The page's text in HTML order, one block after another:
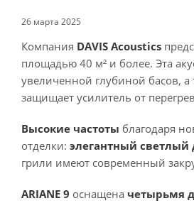
26 марта 2025
Компания DAVIS Acoustics
площадью 40 м² и более. Эта
увеличенной глубиной басов,
защищает усилитель от
Высокие частоты благодаря
отделки: элегантный светлый
грили имеют современный
ARIANE 9 оснащена четырьмя